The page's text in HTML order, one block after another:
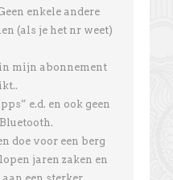
enkele andere
(als je het nr weet)
mijn abonnement
e.d. en ook geen
doe voor een berg
jaren zaken en